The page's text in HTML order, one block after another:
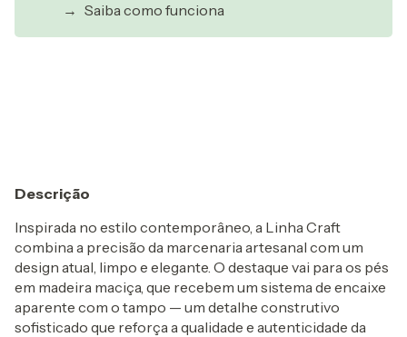
→ Saiba como funciona
Descrição
Inspirada no estilo contemporâneo, a Linha Craft
combina a precisão da marcenaria artesanal com um
design atual, limpo e elegante. O destaque vai para os pés
em madeira maciça, que recebem um sistema de encaixe
aparente com o tampo — um detalhe construtivo
sofisticado que reforça a qualidade e autenticidade da